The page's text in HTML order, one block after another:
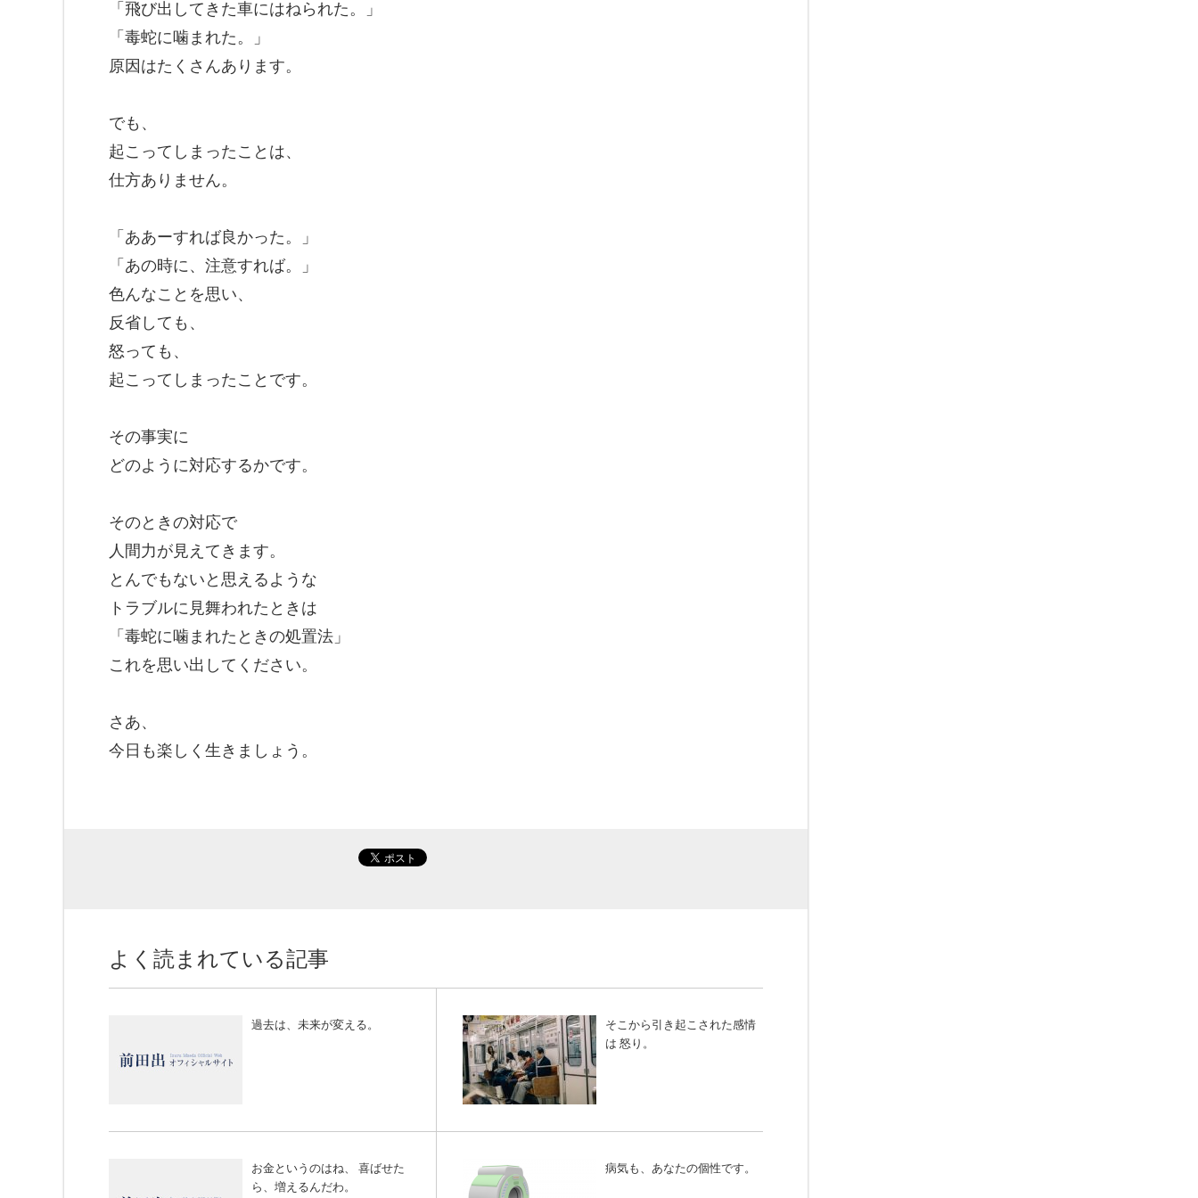
「飛び出してきた車にはねられた。」
「毒蛇に噛まれた。」
原因はたくさんあります。
でも、
起こってしまったことは、
仕方ありません。
「ああーすれば良かった。」
「あの時に、注意すれば。」
色んなことを思い、
反省しても、
怒っても、
起こってしまったことです。
その事実に
どのように対応するかです。
そのときの対応で
人間力が見えてきます。
とんでもないと思えるような
トラブルに見舞われたときは
「毒蛇に噛まれたときの処置法」
これを思い出してください。
さあ、
今日も楽しく生きましょう。
よく読まれている記事
過去は、未来が変える。
そこから引き起こされた感情
は 怒り。
お金というのはね、 喜ばせた
ら、増えるんだわ。
病気も、あなたの個性です。